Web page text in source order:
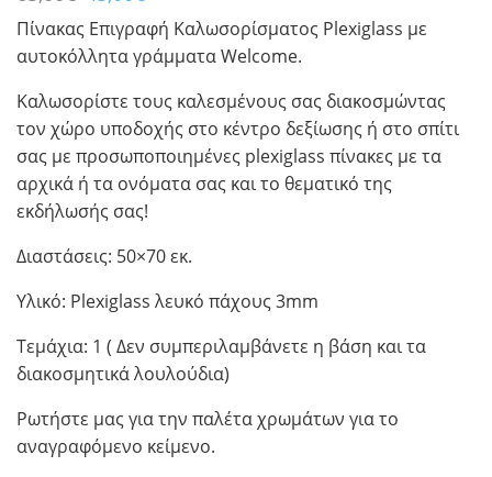
was:
65,00€.
τρέχουσα
τιμή
είναι:
Πίνακας Επιγραφή Καλωσορίσματος Plexiglass με
αυτοκόλλητα γράμματα Welcome.
Καλωσορίστε τους καλεσμένους σας διακοσμώντας
τον χώρο υποδοχής στο κέντρο δεξίωσης ή στο σπίτι
σας με προσωποποιημένες plexiglass πίνακες με τα
αρχικά ή τα ονόματα σας και το θεματικό της
εκδήλωσής σας!
Διαστάσεις: 50×70 εκ.
Υλικό: Plexiglass λευκό πάχους 3mm
Τεμάχια: 1 ( Δεν συμπεριλαμβάνετε η βάση και τα
διακοσμητικά λουλούδια)
Ρωτήστε μας για την παλέτα χρωμάτων για το
αναγραφόμενο κείμενο.